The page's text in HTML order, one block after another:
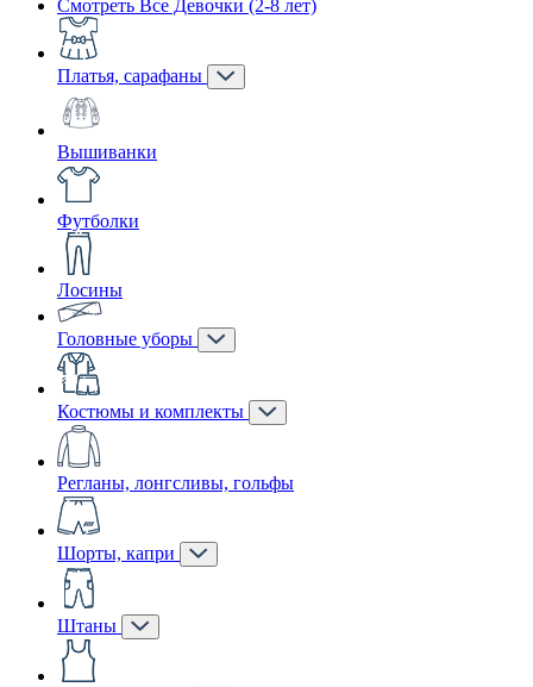
Смотреть Все Девочки (2-8 лет)
Платья, сарафаны
Вышиванки
Футболки
Лосины
Головные уборы
Костюмы и комплекты
Регланы, лонгсливы, гольфы
Шорты, капри
Штаны